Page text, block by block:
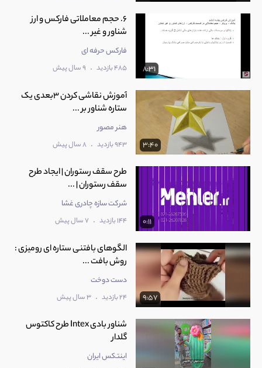
8:31
6. حجم معاملاتی فارکس و ارز
شناور و غیر ...
فارکس حرفه ای
485 بازدید . 9 سال پیش
3:40
آموزش نقاشی کردن 3بعدی یک
ستاره شناور بر ...
هنر مصور
943 بازدید . 8 سال پیش
0:11
طرح سقف رستوران | ایجاد طرح
سقف رستوران | ...
شرکت سازه چادری غشا
144 بازدید . 7 سال پیش
9:57
الگوهای بافتنی ستاره‌ ای رومیزی :
روش بافت ...
دست دوخت
24 بازدید . 3 سال پیش
شناور بادی Intex طرح کاکتوس
گلدار
اینتکس ایران